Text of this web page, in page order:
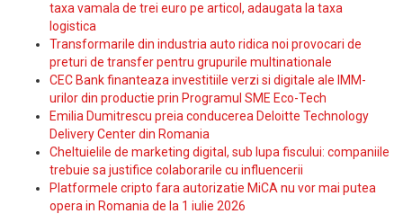
taxa vamala de trei euro pe articol, adaugata la taxa
logistica
Transformarile din industria auto ridica noi provocari de
preturi de transfer pentru grupurile multinationale
CEC Bank finanteaza investitiile verzi si digitale ale IMM-
urilor din productie prin Programul SME Eco-Tech
Emilia Dumitrescu preia conducerea Deloitte Technology
Delivery Center din Romania
Cheltuielile de marketing digital, sub lupa fiscului: companiile
trebuie sa justifice colaborarile cu influencerii
Platformele cripto fara autorizatie MiCA nu vor mai putea
opera in Romania de la 1 iulie 2026